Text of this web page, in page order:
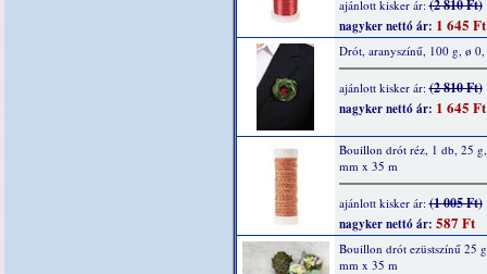
ajánlott kisker ár:(2 810 Ft)
nagyker nettó ár: 1 645 Ft
Drót, aranyszínű, 100 g, ø
ajánlott kisker ár:(2 810 Ft)
nagyker nettó ár: 1 645 Ft
Bouillon drót réz, 1 db, 25
mm x 35 m
ajánlott kisker ár:(1 005 Ft)
nagyker nettó ár: 587 Ft
Bouillon drót ezüstszínű 25
mm x 35 m